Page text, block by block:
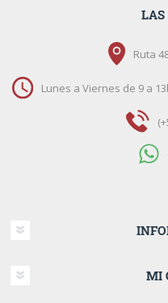
LAS
Ruta
Lunes a Viernes de 9 a
MI